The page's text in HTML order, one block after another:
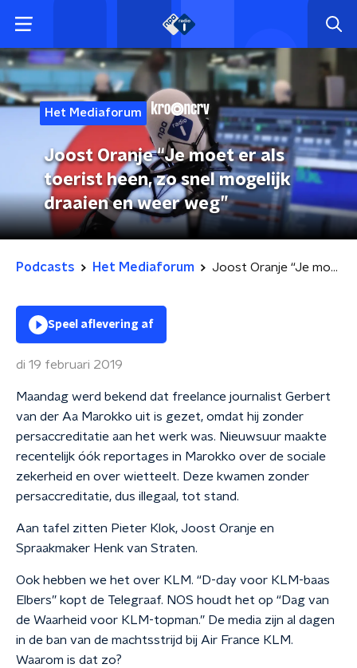
Het Mediaforum
Joost Oranje “Je moet er als
toerist heen, zo snel mogelijk
draaien en weer weg”
Podcasts Het Mediaforum Joost Oranje “Je moet er als toerist heen, zo snel mogelijk draaien en weer weg”
Speel aflevering af
di 19 februari 2019
Maandag werd bekend dat freelance journalist Gerbert
van der Aa Marokko uit is gezet, omdat hij zonder
persaccreditatie aan het werk was. Nieuwsuur maakte
recentelijk óók reportages in Marokko over de sociale
zekerheid en over wietteelt. Deze kwamen zonder
persaccreditatie, dus illegaal, tot stand.
Aan tafel zitten Pieter Klok, Joost Oranje en
Spraakmaker Henk van Straten.
Ook hebben we het over KLM. “D-day voor KLM-baas
Elbers” kopt de Telegraaf. NOS houdt het op “Dag van
de Waarheid voor KLM-topman.” De media zijn al dagen
in de ban van de machtsstrijd bij Air France KLM.
Waarom is dat zo?